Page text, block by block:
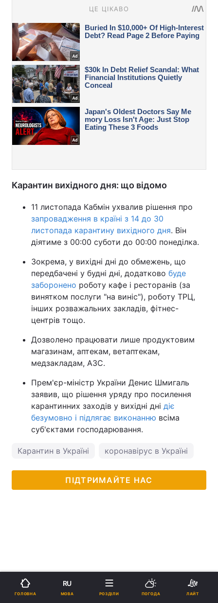
Карантин вихідного дня: що відомо
11 листопада Кабмін ухвалив рішення про
запровадження в країні з 14 до 30
листопада карантину вихідного дня. Він
діятиме з 00:00 суботи до 00:00 понеділка.
Зокрема, у вихідні дні до обмежень, що
передбачені у будні дні, додатково буде
заборонено роботу кафе і ресторанів (за
винятком послуги "на виніс"), роботу ТРЦ,
інших розважальних закладів, фітнес-
центрів тощо.
Дозволено працювати лише продуктовим
магазинам, аптекам, ветаптекам,
медзакладам, АЗС.
Прем'єр-міністр України Денис Шмигаль
заявив, що рішення уряду про посилення
карантинних заходів у вихідні дні діє
безумовно і підлягає виконанню всіма
суб'єктами господарювання.
Карантин в Україні коронавірус в Україні
ПІДТРИМАЙТЕ НАС
ГОЛОВНА
RU
МОВА РОЗДІЛИ ПОГОДА ЛАЙТ